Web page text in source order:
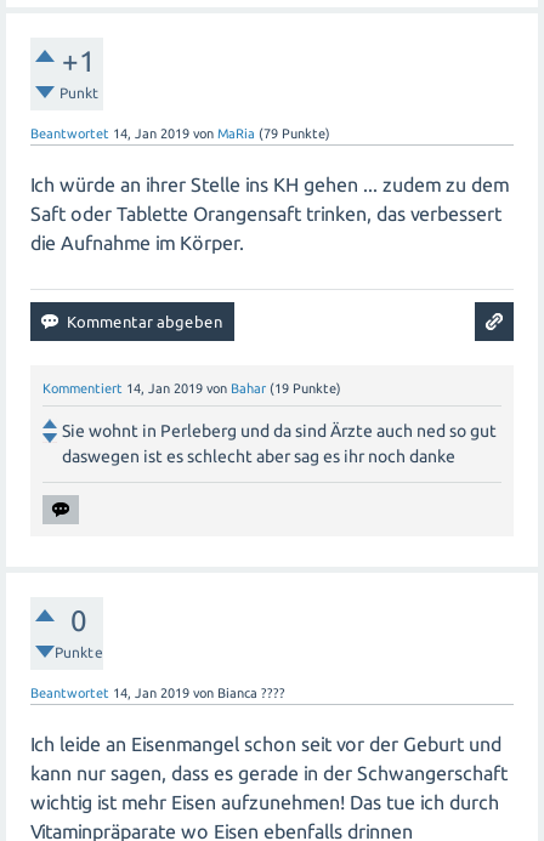
+1
Punkt
Beantwortet 14, Jan 2019 von MaRia (79 Punkte)
Ich würde an ihrer Stelle ins KH gehen ... zudem zu dem
Saft oder Tablette Orangensaft trinken, das verbessert
die Aufnahme im Körper.
Kommentiert 14, Jan 2019 von Bahar (19 Punkte)
Sie wohnt in Perleberg und da sind Ärzte auch ned so gut
daswegen ist es schlecht aber sag es ihr noch danke
0
Punkte
Beantwortet 14, Jan 2019 von Bianca ????
Ich leide an Eisenmangel schon seit vor der Geburt und
kann nur sagen, dass es gerade in der Schwangerschaft
wichtig ist mehr Eisen aufzunehmen! Das tue ich durch
Vitaminpräparate wo Eisen ebenfalls drinnen